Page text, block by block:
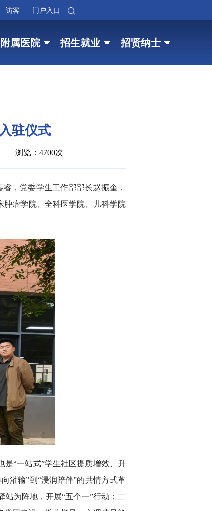
访客 门户入口
附属医院 招生就业 招贤纳士
驻仪式
浏览：4700次
，党委学生工作部部长赵振奎，
瘤学院、全科医学院、儿科学院
“一站式”学生社区提质增效、升
灌输”到“浸润陪伴”的共情方式革
站为阵地，开展“五个一”行动；二